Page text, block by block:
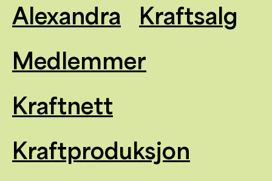
Alexandra
Kraftsalg
Medlemmer
Kraftnett
Kraftproduksjon